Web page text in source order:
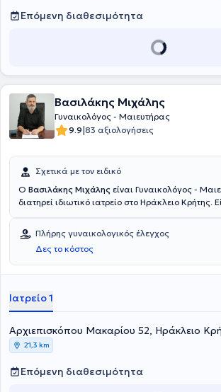
Επόμενη διαθεσιμότητα
Βασιλάκης Μιχάλης
Γυναικολόγος - Μαιευτήρας
9.9|83 αξιολογήσεις
Σχετικά με τον ειδικό
Ο Βασιλάκης Μιχάλης είναι Γυναικολόγος -
διατηρεί ιδιωτικό ιατρείο στο Ηράκλειο Κρήτης.
Γυναικολογία - Μαιευτική. Διαθέτει πολυετή
συνεργάζεται με το Euromedica ΜΗΤΕΡΑ και το
Τέλος, έχει συμμετάσχει σε πολυάριθμα
και στην Ελλάδα.
Πλήρης γυναικολογικός έλεγχος
Δες το κόστος
Ιατρείο 1
Αρχιεπισκόπου Μακαρίου 52, Ηράκλειο
21,3 km
Επόμενη διαθεσιμότητα